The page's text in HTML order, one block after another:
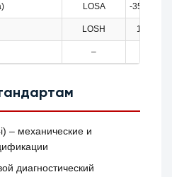
LOSA -35 дБм
LOSH 1 дБ
–
– механические и
диагностический